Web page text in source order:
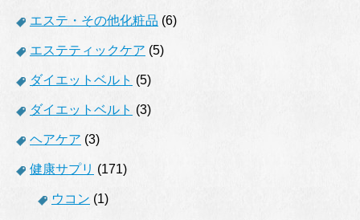
エステ・その他化粧品 (6)
エステティックケア (5)
ダイエットベルト (5)
ダイエットベルト (3)
ヘアケア (3)
健康サプリ (171)
ウコン (1)